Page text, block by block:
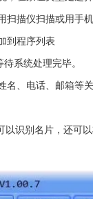
描仪扫描或用手
到程序列表
系统处理完毕。
、电话、邮箱等
识别名片，还可